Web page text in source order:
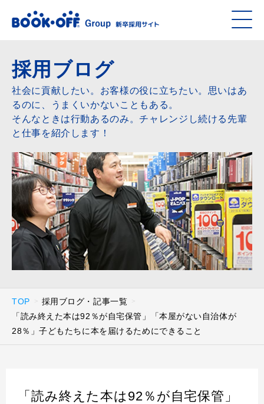
採用ブログ
社会に貢献したい。お客様の役に立ちたい。思いはあ
るのに、うまくいかないこともある。
そんなときは行動あるのみ。チャレンジし続ける先輩
と仕事を紹介します！
TOP
採用ブログ・記事一覧
「読み終えた本は92％が自宅保管」「本屋がない自治体が
28％」子どもたちに本を届けるためにできること
「読み終えた本は92％が自宅保管」